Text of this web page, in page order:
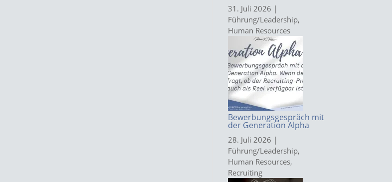
31. Juli 2026 |
Führung/Leadership,
Human Resources
Bewerbungsgespräch mit
der Generation Alpha
28. Juli 2026 |
Führung/Leadership,
Human Resources,
Recruiting